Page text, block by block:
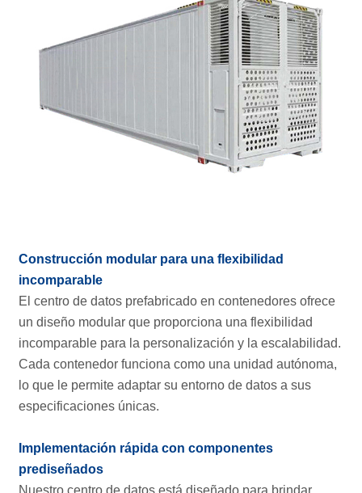
Construcción modular para una flexibilidad
incomparable
El centro de datos prefabricado en contenedores ofrece
un diseño modular que proporciona una flexibilidad
incomparable para la personalización y la escalabilidad.
Cada contenedor funciona como una unidad autónoma,
lo que le permite adaptar su entorno de datos a sus
especificaciones únicas.
Implementación rápida con componentes
prediseñados